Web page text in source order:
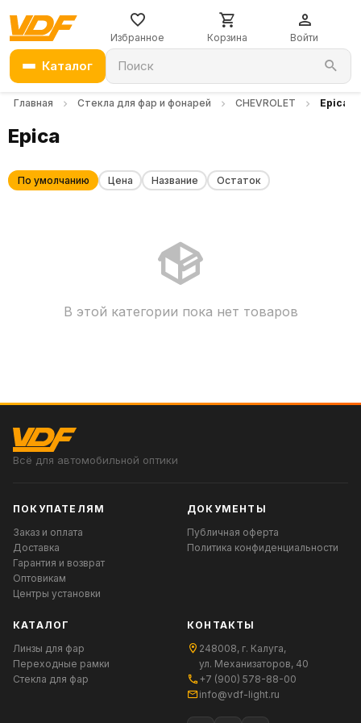
Избранное Корзина Войти
Каталог Поиск
Главная Стекла для фар и фонарей CHEVROLET Epica
Epica
По умолчанию Цена Название Остаток
В этой категории пока нет товаров
Всё для автомобильной оптики
ПОКУПАТЕЛЯМ
Заказ и оплата
Доставка
Гарантия и возврат
Оптовикам
Центры установки
ДОКУМЕНТЫ
Публичная оферта
Политика конфиденциальности
КАТАЛОГ
Линзы для фар
Переходные рамки
Стекла для фар
КОНТАКТЫ
248008, г. Калуга,
ул. Механизаторов, 40
+7 (900) 578-88-00
info@vdf-light.ru